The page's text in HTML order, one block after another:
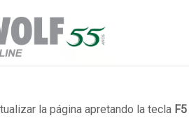
la página apretando la tecla F5